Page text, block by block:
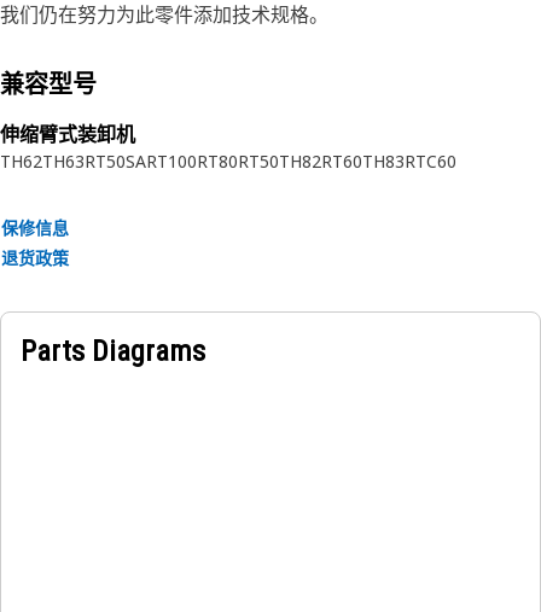
我们仍在努力为此零件添加技术规格。
兼容型号
伸缩臂式装卸机
TH62TH63RT50SART100RT80RT50TH82RT60TH83RTC60
保修信息
退货政策
Parts Diagrams